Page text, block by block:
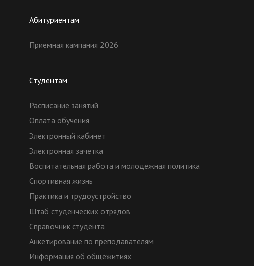
Абитуриентам
Приемная кампания 2026
Студентам
Расписание занятий
Оплата обучения
Электронный кабинет
Электронная зачетка
Воспитательная работа и молодежная политика
Спортивная жизнь
Практика и трудоустройство
Штаб студенческих отрядов
Справочник студента
Анкетирование по преподавателям
Информация об общежитиях